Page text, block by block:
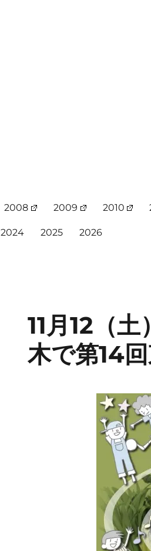
2008 2009 2010
2024 2025 2026
11月12（
木で第14